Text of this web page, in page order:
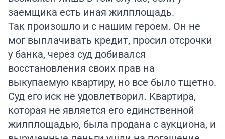
заемщика есть иная жилплощадь.
Так произошло и с нашим героем. Он не
мог выплачивать кредит, просил отсрочки
у банка, через суд добивался
восстановления своих прав на
выкупаемую квартиру, но все было тщетно.
Суд его иск не удовлетворил. Квартира,
которая не является его единственной
жилплощадью, была продана с аукциона, и